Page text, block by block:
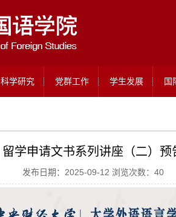
科学研究 党群工作 学生发展 国
留学申请文书系列讲座（二）预
发布日期：2025-09-12 浏览次数： 40